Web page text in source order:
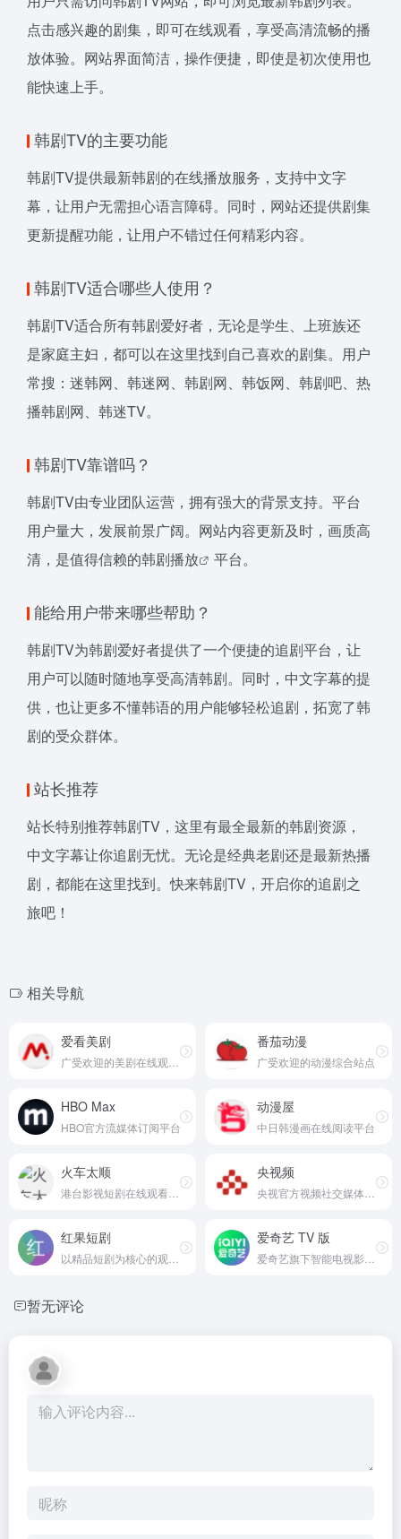
点击感兴趣的剧集，即可在线观看，享受高清流畅的播
放体验。网站界面简洁，操作便捷，即使是初次使用也
能快速上手。
韩剧TV的主要功能
韩剧TV提供最新韩剧的在线播放服务，支持中文字
幕，让用户无需担心语言障碍。同时，网站还提供剧集
更新提醒功能，让用户不错过任何精彩内容。
韩剧TV适合哪些人使用？
韩剧TV适合所有韩剧爱好者，无论是学生、上班族还
是家庭主妇，都可以在这里找到自己喜欢的剧集。用户
常搜：迷韩网、韩迷网、韩剧网、韩饭网、韩剧吧、热
播韩剧网、韩迷TV。
韩剧TV靠谱吗？
韩剧TV由专业团队运营，拥有强大的背景支持。平台
用户量大，发展前景广阔。网站内容更新及时，画质高
清，是值得信赖的韩剧播放 平台。
能给用户带来哪些帮助？
韩剧TV为韩剧爱好者提供了一个便捷的追剧平台，让
用户可以随时随地享受高清韩剧。同时，中文字幕的提
供，也让更多不懂韩语的用户能够轻松追剧，拓宽了韩
剧的受众群体。
站长推荐
站长特别推荐韩剧TV，这里有最全最新的韩剧资源，
中文字幕让你追剧无忧。无论是经典老剧还是最新热播
剧，都能在这里找到。快来韩剧TV，开启你的追剧之
旅吧！
相关导航
爱看美剧 番茄动漫
广受欢迎的动漫综合站点
HBO Max
HBO官方流媒体订阅平台
动漫屋
中日韩漫画在线阅读平台
火车太顺 央视频
红果短剧 爱奇艺 TV 版
暂无评论